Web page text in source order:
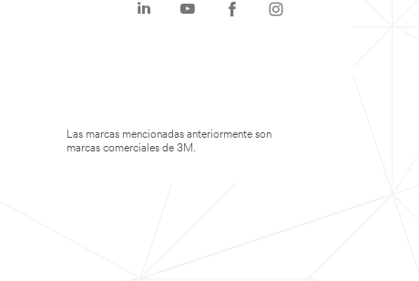
Las marcas mencionadas anteriormente son
marcas comerciales de 3M.